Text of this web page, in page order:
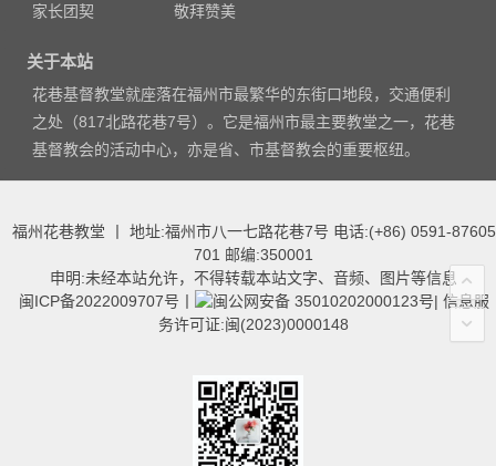
家长团契
敬拜赞美
关于本站
花巷基督教堂就座落在福州市最繁华的东街口地段，交通便利
之处（817北路花巷7号）。它是福州市最主要教堂之一，花巷
基督教会的活动中心，亦是省、市基督教会的重要枢纽。
福州花巷教堂 丨 地址:福州市八一七路花巷7号 电话:(+86) 0591-87605
701 邮编:350001
申明:未经本站允许，不得转载本站文字、音频、图片等信息
闽ICP备2022009707号
闽公网安备 35010202000123号| 信息服
务许可证:闽(2023)0000148